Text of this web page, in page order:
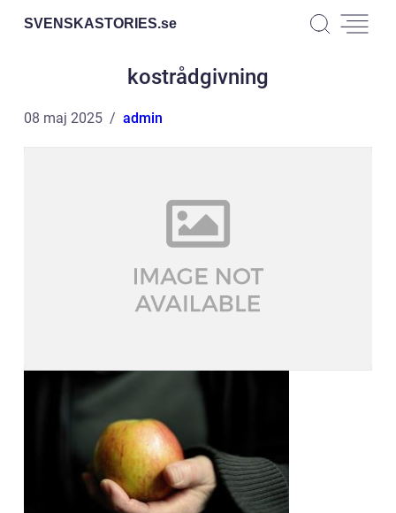
SVENSKASTORIES.se
kostrådgivning
08 maj 2025 admin